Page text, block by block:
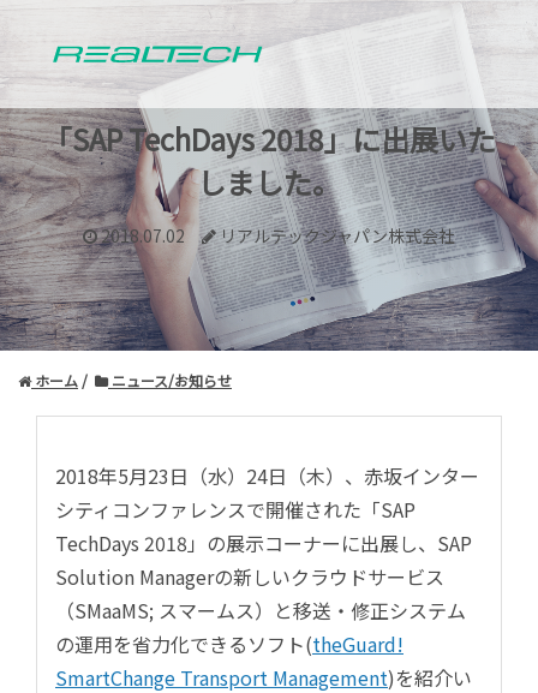
「SAP TechDays 2018」に出展いた
しました。
2018.07.02 リアルテックジャパン株式会社
ホーム ニュース/お知らせ
2018年5月23日（水）24日（木）、赤坂インター
シティコンファレンスで開催された「SAP
TechDays 2018」の展示コーナーに出展し、SAP
Solution Managerの新しいクラウドサービス
（SMaaMS; スマームス）と移送・修正システム
の運用を省力化できるソフト(theGuard!
SmartChange Transport Management)を紹介い